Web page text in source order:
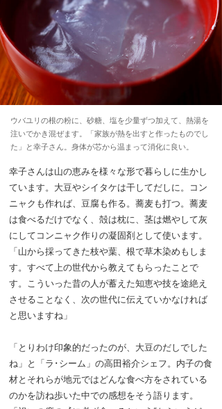
ウバユリの根の粉に、砂糖、塩を少量ずつ加えて、熱湯を
注いでかき混ぜます。「家族が熱を出すと作ったものでし
た」と幸子さん。身体が芯から温まって消化に良い。
幸子さんは山の恵みを様々な形で暮らしに生かし
ています。大豆やシイタケは干してだしに。コン
ニャクも作れば、豆腐も作る。蕎麦も打つ。蕎麦
は食べるだけでなく、殻は枕に、茎は燃やして灰
にしてコンニャク作りの凝固剤として使います。
「山から採ってきた枝や葉、根で草木染めもしま
す。すべて上の世代から教えてもらったことで
す。こういった昔の人が蓄えた知恵や技を途絶え
させることなく、次の世代に伝えていかなければ
と思いますね」
「とりわけ印象的だったのが、大豆のだしでした
ね」と「ラ･シーム」の高田裕介シェフ。内子の食
材とそれらが地元ではどんな食べ方をされている
のかを訪ね歩いた中での感想をそう語ります。